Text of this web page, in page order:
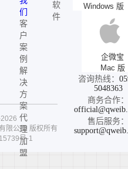
们
客
户
案
例
解
决
方
案
代
理
加
盟
软
件
Windows 版
企微宝
Mac 版
咨询热线：
5048363
商务合作：
售后服务：
限公司 版权所有
号-1